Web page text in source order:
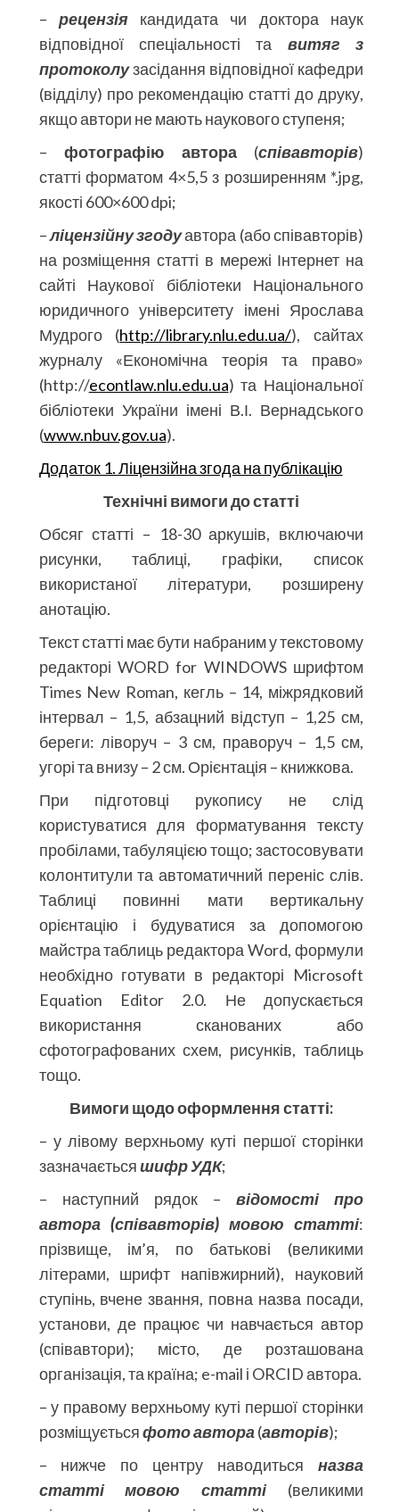
– рецензіякандидата чи доктора наук
відповідної спеціальності та витяг з
протоколузасідання відповідної кафедри
(відділу) про рекомендацію статті до друку,
якщо автори не мають наукового ступеня;
–
фотографію автора(співавторів)
статті форматом 4×5,5 з розширенням *.jpg,
якості 600×600 dpi;
–ліцензійну згодуавтора (або співавторів)
на розміщення статті в мережі Інтернет на
сайті Наукової бібліотеки Національного
юридичного університету імені Ярослава
Мудрого (http://library.nlu.edu.ua/), сайтах
журналу «Економічна теорія та право»
(http://econtlaw.nlu.edu.ua) та Національної
бібліотеки України імені В.І. Вернадського
(www.nbuv.gov.ua).
Додаток 1. Ліцензійна згода на публікацію
Технічні вимоги до статті
Обсяг статті – 18-30 аркушів, включаючи
рисунки, таблиці, графіки, список
використаної літератури, розширену
анотацію.
Текст статті має бути набраним у текстовому
редакторі WORD for WINDOWS шрифтом
Times New Roman, кегль – 14, міжрядковий
інтервал – 1,5, абзацний відступ – 1,25 см,
береги: ліворуч – 3 см, праворуч – 1,5 см,
угорі та внизу – 2 см. Орієнтація – книжкова.
При підготовці рукопису не слід
користуватися для форматування тексту
пробілами, табуляцією тощо; застосовувати
колонтитули та автоматичний переніс слів.
Таблиці повинні мати вертикальну
орієнтацію і будуватися за допомогою
майстра таблиць редактора Word, формули
необхідно готувати в редакторі Microsoft
Equation Editor 2.0. Не допускається
використання сканованих або
сфотографованих схем, рисунків, таблиць
тощо.
Вимоги щодо оформлення статті:
– у лівому верхньому куті першої сторінки
зазначаєтьсяшифр УДК;
– наступний рядок – відомості про
автора (співавторів) мовою статті:
прізвище, ім’я, по батькові (великими
літерами, шрифт напівжирний), науковий
ступінь, вчене звання, повна назва посади,
установи, де працює чи навчається автор
(співавтори); місто, де розташована
організація, та країна; e-mail і ORCID автора.
– у правому верхньому куті першої сторінки
розміщуєтьсяфото автора(авторів);
– нижче по центру наводиться назва
статті мовою статті
(великими